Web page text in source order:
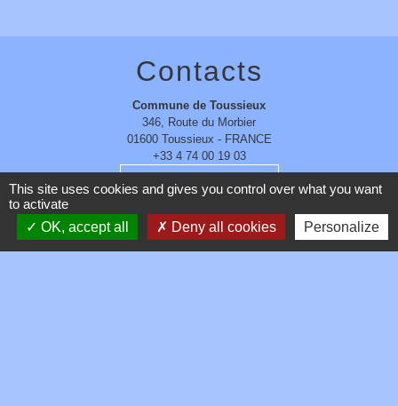
Contacts
Commune de Toussieux
346, Route du Morbier
01600 Toussieux - FRANCE
+33 4 74 00 19 03
Contact par formulaire
This site uses cookies and gives you control over what you want
to activate
OK, accept all
Deny all cookies Personalize